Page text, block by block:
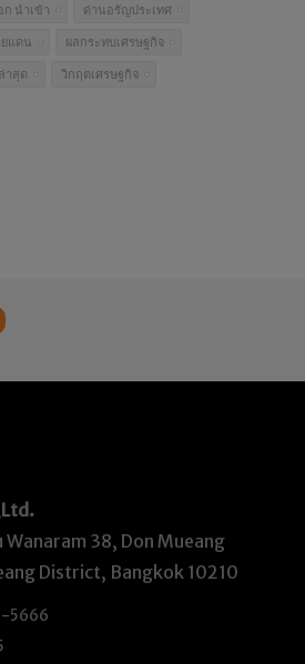
ก นำเข้า ด่านอรัญประเทศ
แดน ผลกระทบเศรษฐกิจ
าสุด วิกฤตเศรษฐกิจ
38, Don Mueang
District, Bangkok 10210
5666